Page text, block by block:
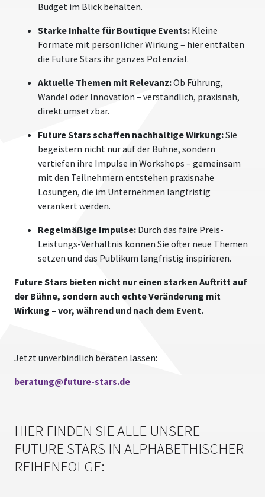
Budget im Blick behalten.
Starke Inhalte für Boutique Events: Kleine
Formate mit persönlicher Wirkung – hier entfalten
die Future Stars ihr ganzes Potenzial.
Aktuelle Themen mit Relevanz:Ob Führung,
Wandel oder Innovation – verständlich, praxisnah,
direkt umsetzbar.
Future Stars schaffen nachhaltige Wirkung:Sie
begeistern nicht nur auf der Bühne, sondern
vertiefen ihre Impulse in Workshops – gemeinsam
mit den Teilnehmern entstehen praxisnahe
Lösungen, die im Unternehmen langfristig
verankert werden.
Regelmäßige Impulse: Durch das faire Preis-
Leistungs-Verhältnis können Sie öfter neue Themen
setzen und das Publikum langfristig inspirieren.
Future Stars bieten nicht nur einen starken Auftritt auf
der Bühne, sondern auch echte Veränderung mit
Wirkung – vor, während und nach dem Event.
Jetzt unverbindlich beraten lassen:
beratung@future-stars.de
HIER FINDEN SIE ALLE UNSERE
FUTURE STARS IN ALPHABETHISCHER
REIHENFOLGE: